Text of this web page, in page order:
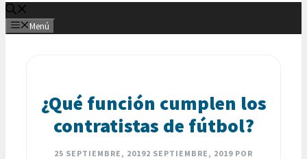
Menú
¿Qué función cumplen los
contratistas de fútbol?
25 SEPTIEMBRE, 20192 SEPTIEMBRE, 2019 POR